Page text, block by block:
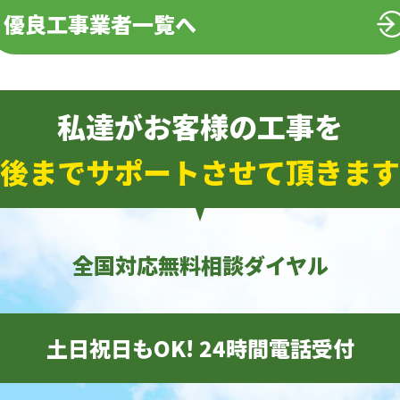
優良工事業者一覧へ
私達がお客様の工事を
までサポートさせて頂きま
全国対応無料相談ダイヤル
土日祝日もOK! 24時間電話受付